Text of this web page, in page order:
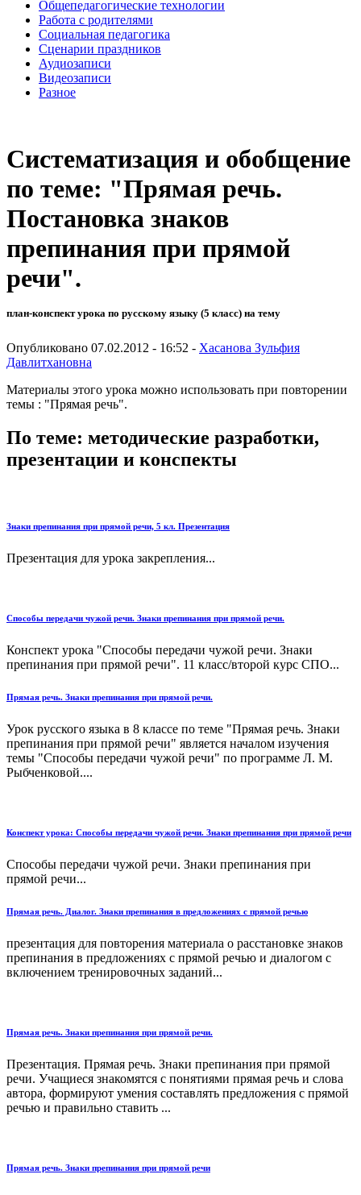
Общепедагогические технологии
Работа с родителями
Социальная педагогика
Сценарии праздников
Аудиозаписи
Видеозаписи
Разное
Систематизация и обобщение
по теме: "Прямая речь.
Постановка знаков
препинания при прямой
речи".
план-конспект урока по русскому языку (5 класс) на тему
Опубликовано 07.02.2012 - 16:52 - Хасанова Зульфия
Давлитхановна
Материалы этого урока можно использовать при повторении
темы : "Прямая речь".
По теме: методические разработки,
презентации и конспекты
Знаки препинания при прямой речи, 5 кл. Презентация
Презентация для урока закрепления...
Способы передачи чужой речи. Знаки препинания при прямой речи.
Конспект урока "Способы передачи чужой речи. Знаки
препинания при прямой речи". 11 класс/второй курс СПО...
Прямая речь. Знаки препинания при прямой речи.
Урок русского языка в 8 классе по теме "Прямая речь. Знаки
препинания при прямой речи" является началом изучения
темы "Способы передачи чужой речи" по программе Л. М.
Рыбченковой....
Конспект урока: Способы передачи чужой речи. Знаки препинания при прямой речи
Способы передачи чужой речи. Знаки препинания при
прямой речи...
Прямая речь. Диалог. Знаки препинания в предложениях с прямой речью
презентация для повторения материала о расстановке знаков
препинания в предложениях с прямой речью и диалогом с
включением тренировочных заданий...
Прямая речь. Знаки препинания при прямой речи.
Презентация. Прямая речь. Знаки препинания при прямой
речи. Учащиеся знакомятся с понятиями прямая речь и слова
автора, формируют умения составлять предложения с прямой
речью и правильно ставить ...
Прямая речь. Знаки препинания при прямой речи